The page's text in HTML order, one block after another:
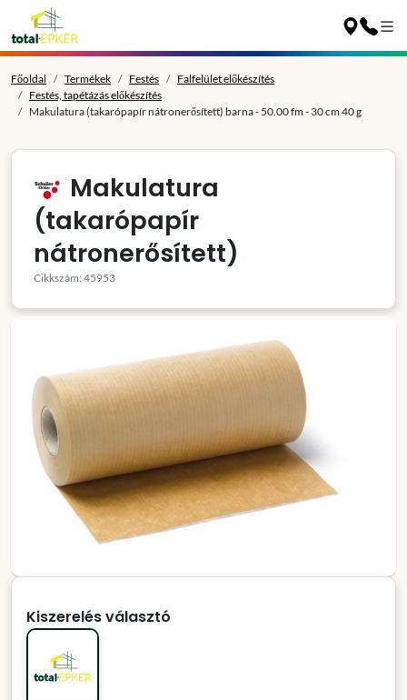
Főoldal Termékek Festés
Falfelület előkészítés
Festés, tapétázás előkészítés
Makulatura (takarópapír nátronerősített) barna - 50.00 fm - 30 cm 40 g
Makulatura
(takarópapír
nátronerősített)
Cikkszám: 45953
Kiszerelés választó